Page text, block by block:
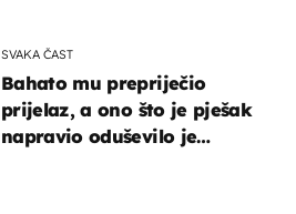
SVAKA ČAST
Bahato mu prepriječio
prijelaz, a ono što je pješak
napravio oduševilo je